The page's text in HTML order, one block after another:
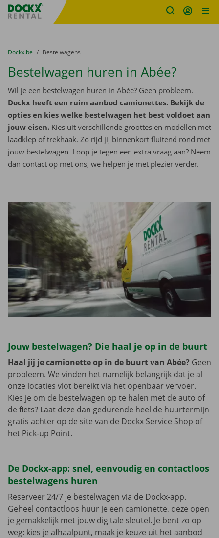
Fratello DEMO
U bevindt zich hier:
van
Dockx.be naar
Bestelwagens
Bestelwagen huren in Abée?
Wil je een bestelwagen huren in Abée? Geen probleem.
Dockx heeft een ruim aanbod camionettes. Bekijk de
opties en kies welke bestelwagen het best voldoet aan
jouw eisen. Kies uit verschillende groottes en modellen met
laadklep of trekhaak. Zo rijd jij binnenkort fluitend rond met
jouw bestelwagen. Loop je tegen een extra vraag aan? Neem
dan contact op met ons, we helpen je met plezier verder.
Jouw bestelwagen? Die haal je op in de buurt
Haal jij je camionette op in de buurt van Abée? Geen
probleem. We vinden het namelijk belangrijk dat je al
onze locaties vlot bereikt via het openbaar vervoer.
Kies je om de bestelwagen op te halen met de auto of
de fiets? Laat deze dan gedurende heel de huurtermijn
gratis achter op de site van de Dockx Service Shop of
het Pick-up Point.
De Dockx-app: snel, eenvoudig en contactloos
bestelwagens huren
Reserveer 24/7 je bestelwagen via de Dockx-app.
Geheel contactloos huur je een camionette, deze open
je gemakkelijk met jouw digitale sleutel. Je bent zo op
weg: kies je afhaalpunt, maak je keuze uit het aanbod